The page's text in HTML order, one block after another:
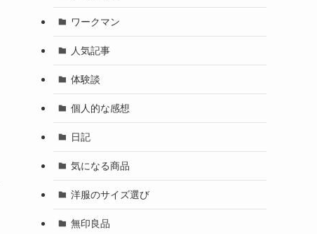
ワークマン
人気記事
体験談
個人的な感想
日記
気になる商品
洋服のサイズ選び
無印良品